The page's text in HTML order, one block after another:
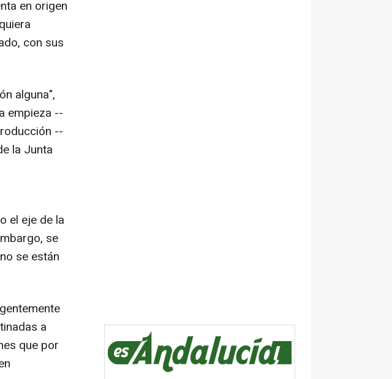
en origen
con sus
alguna",
empieza --
--
la Junta
el eje de la
se
se están
a
que por